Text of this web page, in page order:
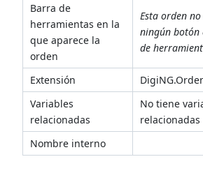
Barra de
herramientas en la
que aparece la
orden
Esta orden
ningún botón
de
Extensión
Variables
relacionadas
No tiene
relacionadas
Nombre interno